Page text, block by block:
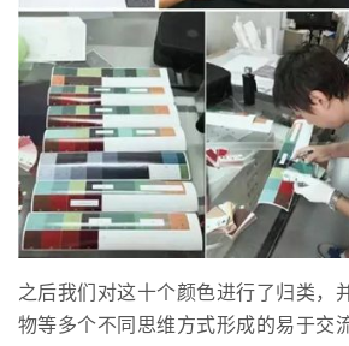
之后我们对这十个颜色进行了归类，
物等多个不同思维方式形成的易于交